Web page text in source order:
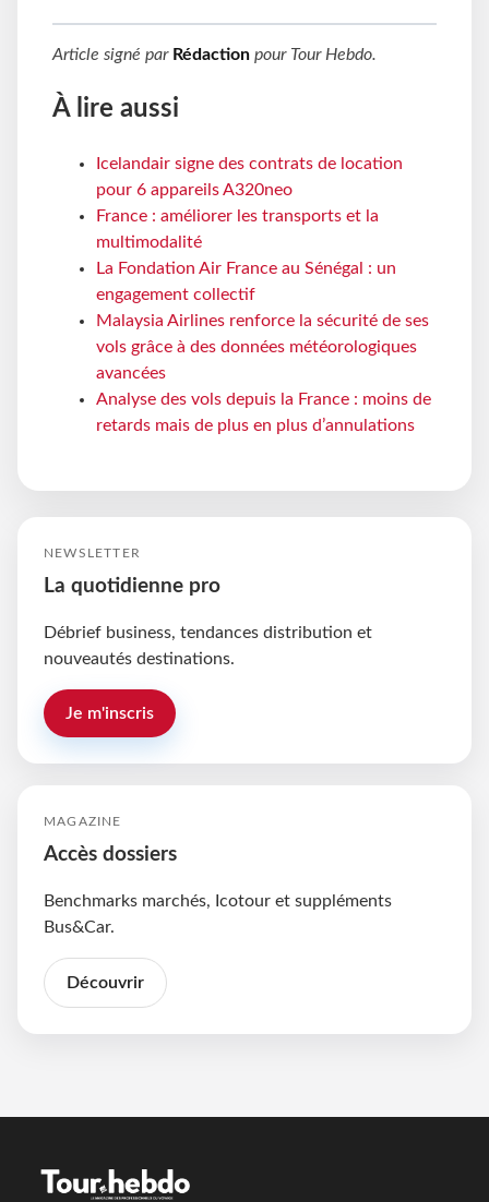
Article signé par Rédaction pour Tour Hebdo.
À lire aussi
Icelandair signe des contrats de location
pour 6 appareils A320neo
France : améliorer les transports et la
multimodalité
La Fondation Air France au Sénégal : un
engagement collectif
Malaysia Airlines renforce la sécurité de ses
vols grâce à des données météorologiques
avancées
Analyse des vols depuis la France : moins de
retards mais de plus en plus d’annulations
NEWSLETTER
La quotidienne pro
Débrief business, tendances distribution et
nouveautés destinations.
Je m'inscris
MAGAZINE
Accès dossiers
Benchmarks marchés, Icotour et suppléments
Bus&Car.
Découvrir